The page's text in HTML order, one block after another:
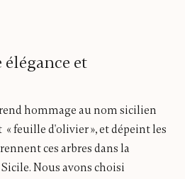
élégance et
hommage au nom sicilien
feuille d'olivier », et dépeint les
ces arbres dans la
Nous avons choisi